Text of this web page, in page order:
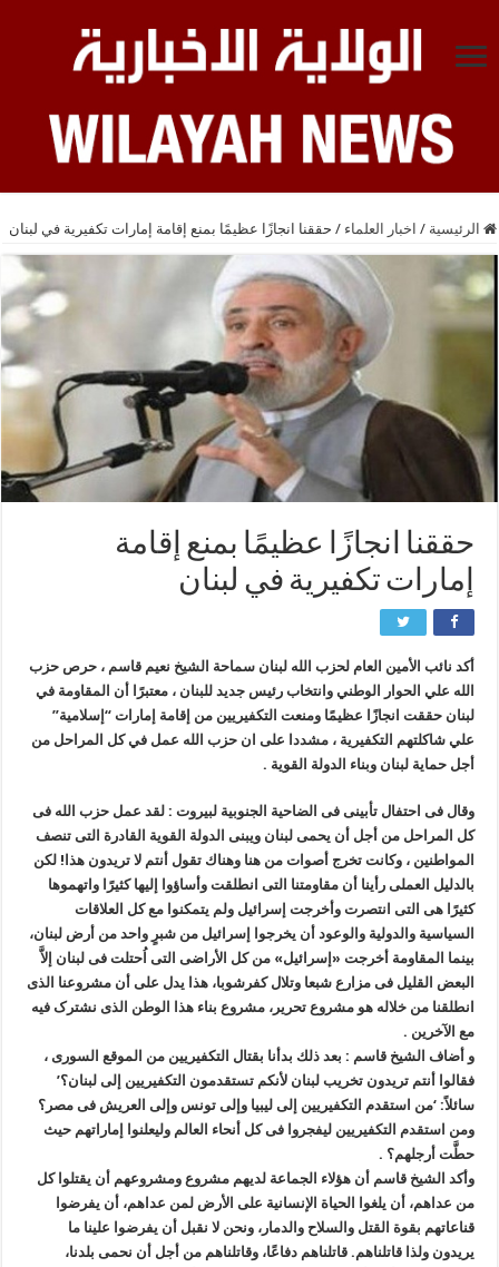
الرئيسية / اخبار العلماء / حققنا انجازًا عظيمًا بمنع إقامة إمارات تكفيرية في لبنان
حققنا انجازًا عظيمًا بمنع إقامة
إمارات تكفيرية في لبنان
أكد نائب الأمين العام لحزب الله لبنان سماحة الشيخ نعيم قاسم ، حرص حزب
الله علي الحوار الوطني وانتخاب رئيس جديد للبنان ، معتبرًا أن المقاومة في
لبنان حققت انجازًا عظيمًا ومنعت التكفيريين من إقامة إمارات “إسلامية”
علي شاكلتهم التكفيرية ، مشددا على ان حزب الله عمل في كل المراحل من
أجل حماية لبنان وبناء الدولة القوية .
وقال فی احتفال تأبینی فی الضاحیة الجنوبیة لبیروت : لقد عمل حزب الله فی
کل المراحل من أجل أن یحمی لبنان ویبنی الدولة القویة القادرة التی تنصف
المواطنین ، وکانت تخرج أصوات من هنا وهناك تقول أنتم لا تریدون هذا! لکن
بالدلیل العملی رأینا أن مقاومتنا التی انطلقت وأساؤوا إلیها کثیرًا واتهموها
کثیرًا هی التی انتصرت وأخرجت إسرائیل ولم یتمکنوا مع کل العلاقات
السیاسیة والدولیة والوعود أن یخرجوا إسرائیل من شبرٍ واحد من أرض لبنان،
بینما المقاومة أخرجت «إسرائیل» من کل الأراضی التی اُحتلت فی لبنان إلاَّ
البعض القلیل فی مزارع شبعا وتلال کفرشوبا، هذا یدل علی أن مشروعنا الذی
انطلقنا من خلاله هو مشروع تحریر، مشروع بناء هذا الوطن الذی نشترک فیه
مع الآخرین .
و أضاف الشیخ قاسم : بعد ذلك بدأنا بقتال التکفیریین من الموقع السوری ،
فقالوا أنتم تریدون تخریب لبنان لأنکم تستقدمون التکفیریین إلی لبنان؟’
سائلاً: ‘من استقدم التکفیریین إلی لیبیا وإلی تونس وإلی العریش فی مصر؟
ومن استقدم التکفیریین لیفجروا فی کل أنحاء العالم ولیعلنوا إماراتهم حیث
حطَّت أرجلهم؟ .
وأکد الشیخ قاسم أن هؤلاء الجماعة لدیهم مشروع ومشروعهم أن یقتلوا کل
من عداهم، أن یلغوا الحیاة الإنسانیة علی الأرض لمن عداهم، أن یفرضوا
قناعاتهم بقوة القتل والسلاح والدمار، ونحن لا نقبل أن یفرضوا علینا ما
یریدون ولذا قاتلناهم. قاتلناهم دفاعًا، وقاتلناهم من أجل أن نحمی بلدنا،